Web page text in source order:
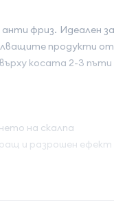
фриз. Идеален
продукти
косата 2-3
на скалпа
и разрошен ефект